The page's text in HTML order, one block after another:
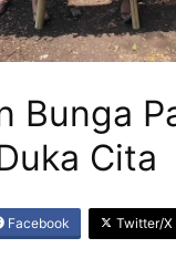
Bunga
Cita
Facebook Twitter/X